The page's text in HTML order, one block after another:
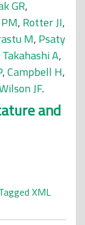
GR,
, Rotter JI,
M, Psaty
Takahashi A,
,Campbell H,
JF.
and
XML